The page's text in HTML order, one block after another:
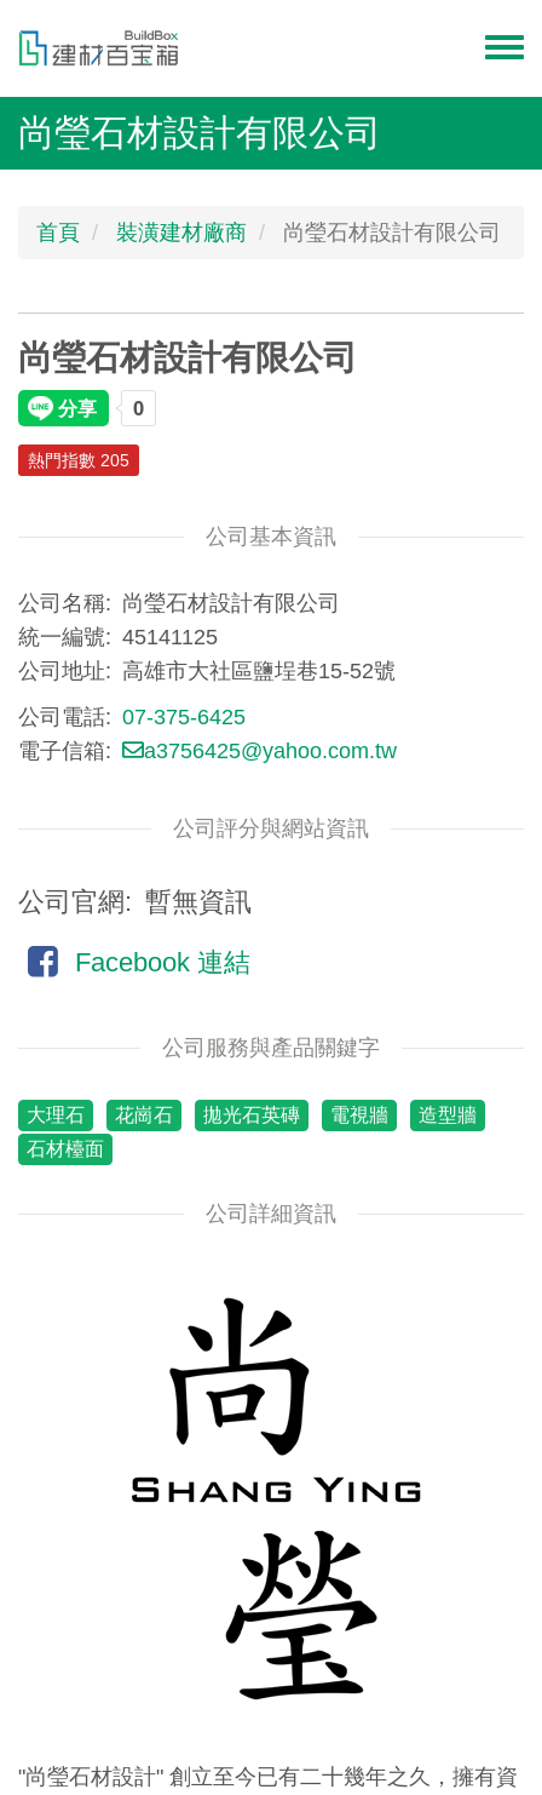
容
menu
尚瑩石材設計有限公司
首頁 裝潢建材廠商 尚瑩石材設計有限公司
尚瑩石材設計有限公司
熱門指數 205
公司基本資訊
公司名稱
尚瑩石材設計有限公司
統一編號
45141125
公司地址
高雄市大社區鹽埕巷15-52號
公司電話
07-375-6425
電子信箱
a3756425@yahoo.com.tw
公司評分與網站資訊
公司官網
暫無資訊
Facebook 連結
公司服務與產品關鍵字
大理石 花崗石 拋光石英磚 電視牆
造型牆
石材檯面
公司詳細資訊
"尚瑩石材設計" 創立至今已有二十幾年之久，擁有資